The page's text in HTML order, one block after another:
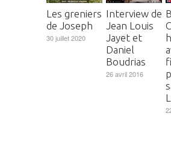
Les greniers
de Joseph
30 juillet 2020
Interview de
Jean Louis
Jayet et
Daniel
Boudrias
26 avril 2016